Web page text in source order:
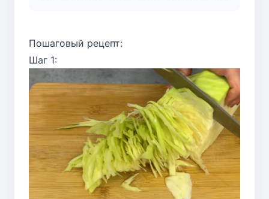
Пошаговый рецепт:
Шаг 1: